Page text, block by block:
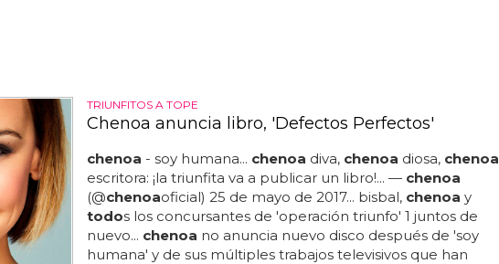
TRIUNFITOS A TOPE
Chenoa anuncia libro, 'Defectos Perfectos'
chenoa - soy humana... chenoa diva, chenoa diosa, chenoa
escritora: ¡la triunfita va a publicar un libro!... — chenoa
(@chenoaoficial) 25 de mayo de 2017... bisbal, chenoa y
todos los concursantes de 'operación triunfo' 1 juntos de
nuevo... chenoa no anuncia nuevo disco después de 'soy
humana' y de sus múltiples trabajos televisivos que han